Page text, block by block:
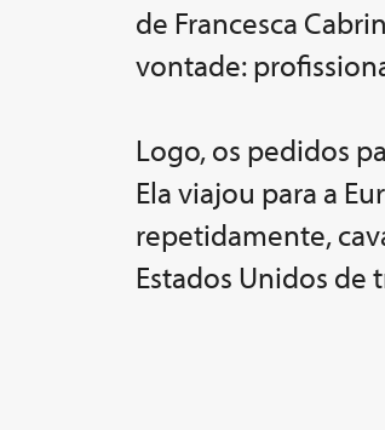
de Francesca
vontade:
Logo, os pedidos
Ela viajou para a
repetidamente,
Estados Unidos de